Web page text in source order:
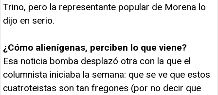
Trino, pero la representante popular de Morena lo
dijo en serio.
¿Cómo alienígenas, perciben lo que viene?
Esa noticia bomba desplazó otra con la que el
columnista iniciaba la semana: que se ve que estos
cuatroteistas son tan fregones (por no decir que